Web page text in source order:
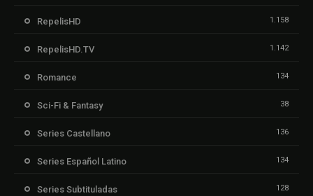
RepelisHD 1.158
RepelisHD.TV 1.142
Romance 134
Sci-Fi & Fantasy 38
Series Castellano 136
Series Español Latino 134
Series Subtituladas 128